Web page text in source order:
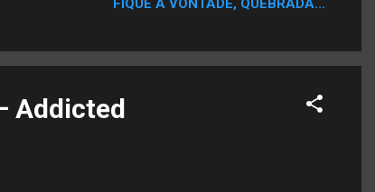
FIQUE A VONTADE, QUEBRADA...
Addicted